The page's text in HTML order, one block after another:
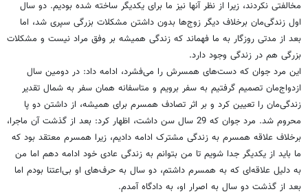
مخالفتی نکردند، زیرا از نظر آنها نیز ما برای یکدیگر ساخته شده بودیم. دو سال
اول زندگی‌مان برخلاف دیگر زوج‌ها بدون داشتن مشکلات بزرگی سپری شد، اما
بعد از مدتی روزگار به ما فهماند که زندگی همیشه بر وفق مراد نیست و مشکلات
بزرگی هم در زندگی وجود دارد.
این مرد جوان که دست‌های همسرش را می‌فشرد، ادامه داد: در دومین سال
ازدواج‌مان تصمیم گرفتیم به سفر برویم و متاسفانه همان سفر به شمال تقدیر
زندگی‌مان را تعیین کرد و بر اثر تصادف همسرم برای همیشه، از داشتن دو پا
محروم شد. مرد جوان که 29 سال سن داشت، اظهار کرد: بعد از گذشت آن ماجرا،
برخلاف علاقه همسرم به زندگی مشترک ادامه دادیم، زیرا همسرم معتقد بود که
ما باید از یکدیگر جدا شویم تا من بتوانم به زندگی عادی خود ادامه دهم اما من
به دلیل علاقه‌ای که به همسرم داشتم، دو سال به حرف‌های او بی‌اعتنا بودم اما
بعد از گذشت دو سال به اصرار او، به دادگاه آمدم.